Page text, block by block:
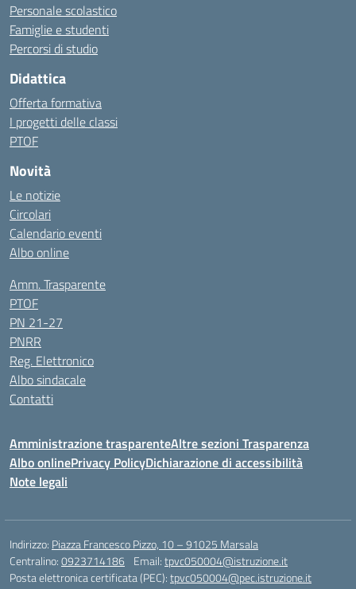
Personale scolastico
Famiglie e studenti
Percorsi di studio
Didattica
Offerta formativa
I progetti delle classi
PTOF
Novità
Le notizie
Circolari
Calendario eventi
Albo online
Amm. Trasparente
PTOF
PN 21-27
PNRR
Reg. Elettronico
Albo sindacale
Contatti
Amministrazione trasparenteAltre sezioni Trasparenza
Albo onlinePrivacy PolicyDichiarazione di accessibilità
Note legali
Indirizzo: Piazza Francesco Pizzo, 10 – 91025 Marsala
Centralino:0923714186 Email:tpvc050004@istruzione.it
Posta elettronica certificata (PEC):tpvc050004@pec.istruzione.it